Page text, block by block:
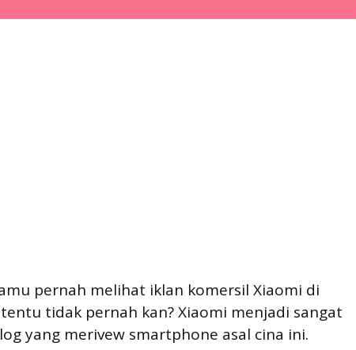
pernah melihat iklan komersil Xiaomi di
tidak pernah kan? Xiaomi menjadi sangat
yang merivew smartphone asal cina ini.